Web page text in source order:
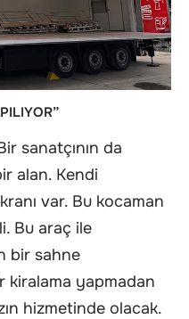
sanatçının da
alan. Kendi
var. Bu kocaman
Bu araç ile
bir sahne
kiralama yapmadan
hizmetinde olacak.